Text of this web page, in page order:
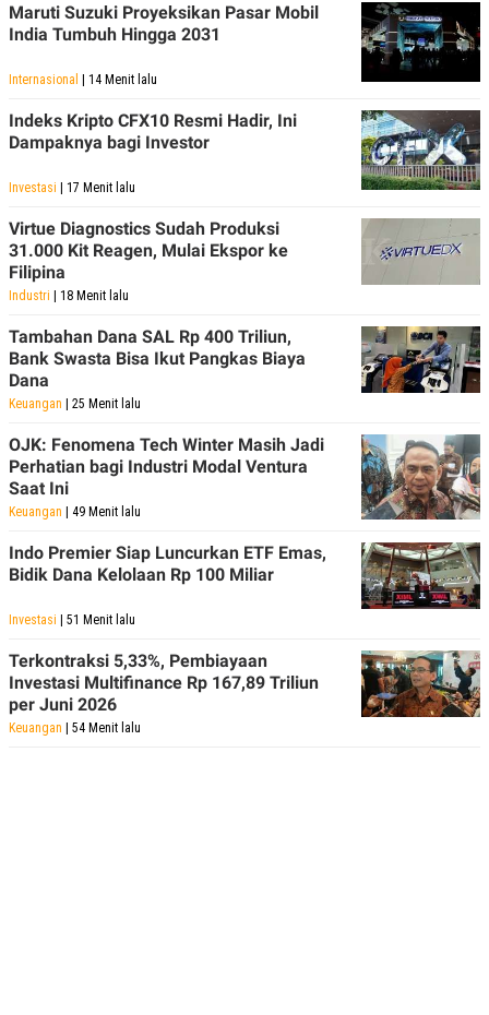
Maruti Suzuki Proyeksikan Pasar Mobil
India Tumbuh Hingga 2031
Internasional | 14 Menit lalu
Indeks Kripto CFX10 Resmi Hadir, Ini
Dampaknya bagi Investor
Investasi | 17 Menit lalu
Virtue Diagnostics Sudah Produksi
31.000 Kit Reagen, Mulai Ekspor ke
Filipina
Industri | 18 Menit lalu
Tambahan Dana SAL Rp 400 Triliun,
Bank Swasta Bisa Ikut Pangkas Biaya
Dana
Keuangan | 25 Menit lalu
OJK: Fenomena Tech Winter Masih Jadi
Perhatian bagi Industri Modal Ventura
Saat Ini
Keuangan | 49 Menit lalu
Indo Premier Siap Luncurkan ETF Emas,
Bidik Dana Kelolaan Rp 100 Miliar
Investasi | 51 Menit lalu
Terkontraksi 5,33%, Pembiayaan
Investasi Multifinance Rp 167,89 Triliun
per Juni 2026
Keuangan | 54 Menit lalu